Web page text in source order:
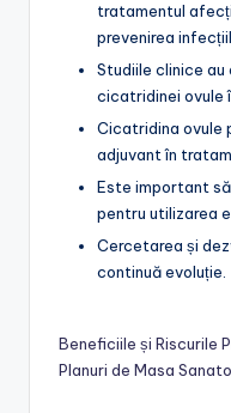
tratamentul
prevenirea
Studiile clinice
cicatridinei ovule
Cicatridina
adjuvant în
Este important
pentru utilizarea
Cercetarea și
continuă evoluție.
Beneficiile și Riscurile
Planuri de Masa